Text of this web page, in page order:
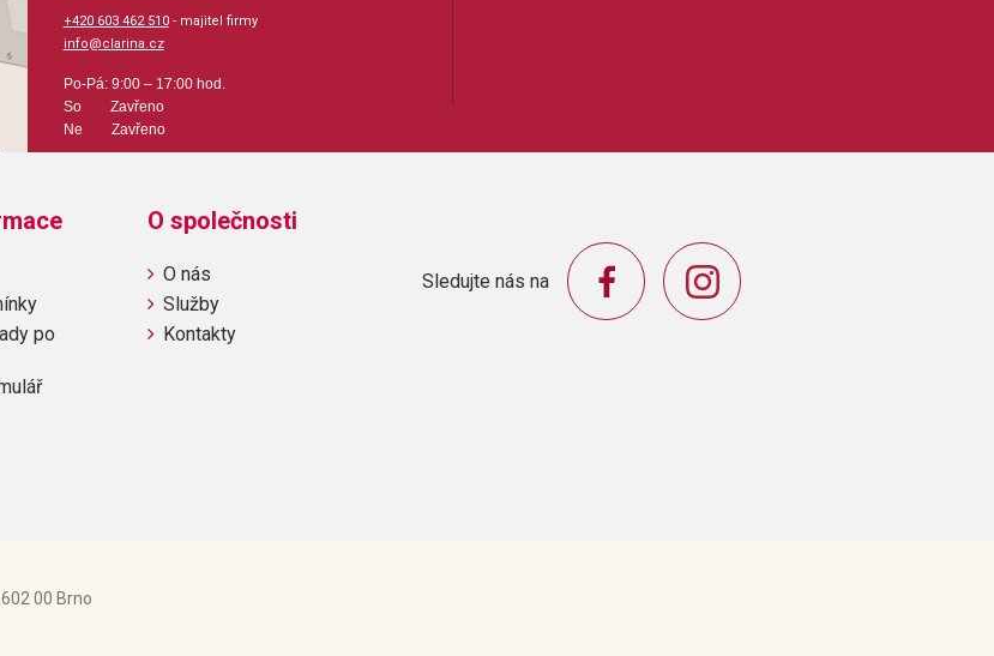
Odběr minimálně 1 kus
Očem se zpěvným ptáčkům zdáváRozmluvaProč je rosnička tak pilnáLuna a
pes
+420 603 462 510- majitel firmy
info@clarina.cz
Po-Pá: 9:00 – 17:00 hod.
So Zavřeno
Ne Zavřeno
po
O společnosti
O nás
Služby
Kontakty
Sledujte nás na
00 Brno